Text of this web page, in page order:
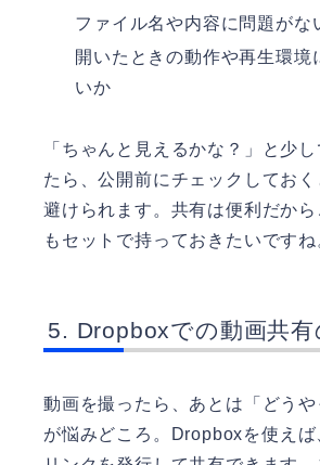
ファイル名や内容に問題がな
開いたときの動作や再生環境
いか
「ちゃんと見えるかな？」と少
たら、公開前にチェックしてお
避けられます。共有は便利だから
もセットで持っておきたいですね
Dropboxでの動画共有
動画を撮ったら、あとは「どうや
が悩みどころ。Dropboxを使えば